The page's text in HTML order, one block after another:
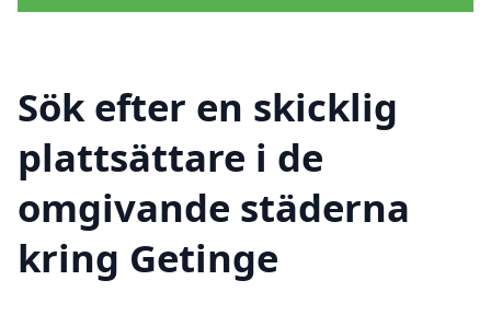
Sök efter en skicklig
plattsättare i de
omgivande städerna
kring Getinge